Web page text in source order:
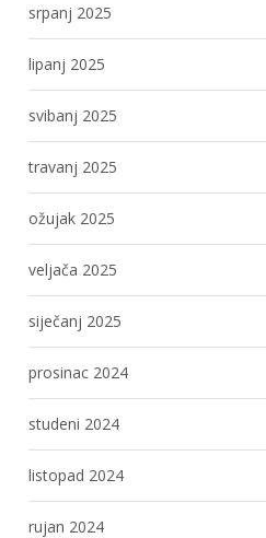
srpanj 2025
lipanj 2025
svibanj 2025
travanj 2025
ožujak 2025
veljača 2025
siječanj 2025
prosinac 2024
studeni 2024
listopad 2024
rujan 2024